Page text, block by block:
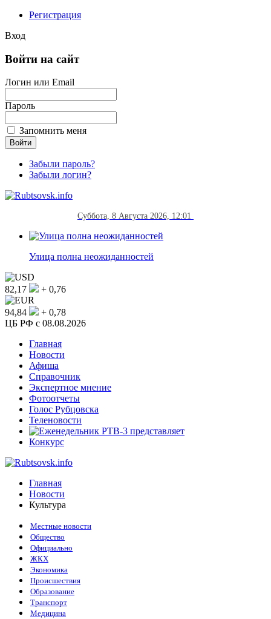
Регистрация
Вход
Войти на сайт
Логин или Email
Пароль
Запомнить меня
Забыли пароль?
Забыли логин?
Суббота, 8 Августа 2026, 12:01
Улица полна неожиданностей
82,17 + 0,76
94,84
+ 0,78
ЦБ РФ c 08.08.2026
Главная
Новости
Афиша
Справочник
Экспертное мнение
Фотоотчеты
Голос Рубцовска
Теленовости
Конкурс
Главная
Новости
Культура
Местные новости
Общество
Официально
ЖКХ
Экономика
Происшествия
Образование
Транспорт
Медицина